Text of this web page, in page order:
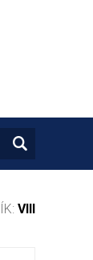
VIII